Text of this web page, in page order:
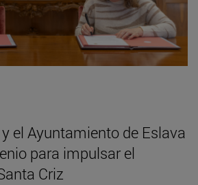
el Ayuntamiento de Eslava
para impulsar el
Criz